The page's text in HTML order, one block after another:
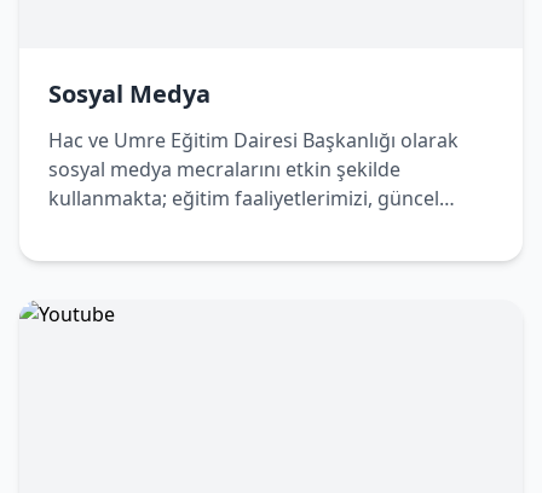
Sosyal Medya
Hac ve Umre Eğitim Dairesi Başkanlığı olarak
sosyal medya mecralarını etkin şekilde
kullanmakta; eğitim faaliyetlerimizi, güncel
dijital platformlar üzerinden de
medya hesaplarımızdan takip ederek